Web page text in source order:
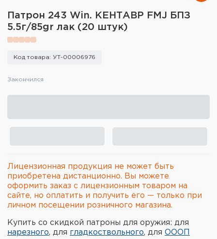
Кобуры и системы ношения
снаряжения
Сумки и рюкзаки
Охотничье снаряжение
Фонари и ЛЦУ
Туристическое снаряжение
Патрон 243 Win. КЕНТАВР FMJ БПЗ
5.5г/85gr лак (20 штук)
Код товара: УТ-00006976
Закончился
Лицензионная продукция не может быть
приобретена дистанционно. Вы можете
оформить заказ с лицензионным товаром на
сайте, но оплатить и получить его — только при
личном посещении розничного магазина.
Купить со скидкой патроны для оружия: для
нарезного, для гладкоствольного, для ОООП